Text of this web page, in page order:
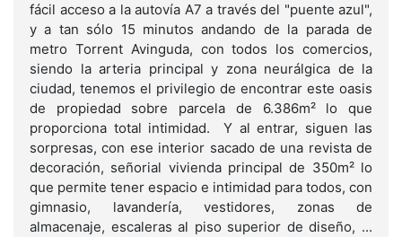
fácil acceso a la autovía A7 a través del "puente azul",
y a tan sólo 15 minutos andando de la parada de
metro Torrent Avinguda, con todos los comercios,
siendo la arteria principal y zona neurálgica de la
ciudad, tenemos el privilegio de encontrar este oasis
de propiedad sobre parcela de 6.386m² lo que
proporciona total intimidad. Y al entrar, siguen las
sorpresas, con ese interior sacado de una revista de
decoración, señorial vivienda principal de 350m² lo
que permite tener espacio e intimidad para todos, con
gimnasio, lavandería, vestidores, zonas de
almacenaje, escaleras al piso superior de diseño, ...